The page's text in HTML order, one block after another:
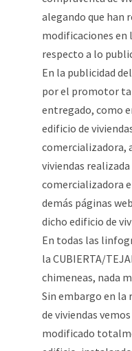
alegando que han
modificaciones
respecto a lo
En la publicidad
por el promotor
entregado, como
edificio de
comercializadora,
viviendas
comercializadora
demás páginas
dicho edificio de
En todas las
la CUBIERTA/
chimeneas, nada
Sin embargo en la
de viviendas
modificado